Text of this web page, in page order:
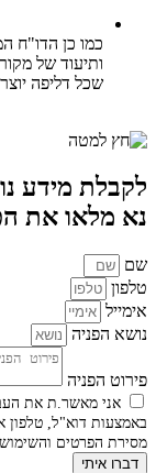
כמו כן הדו"ח
ותיעוד של
שכל דליפה
לקבלת מידע
נא מלאו את
שם
טלפון
אימייל
נושא הפניה
פירוט הפניה
אני מאשר.ת את
באמצעות דוא"ל, טלפון
מסירת הפרטים
דברו איתי